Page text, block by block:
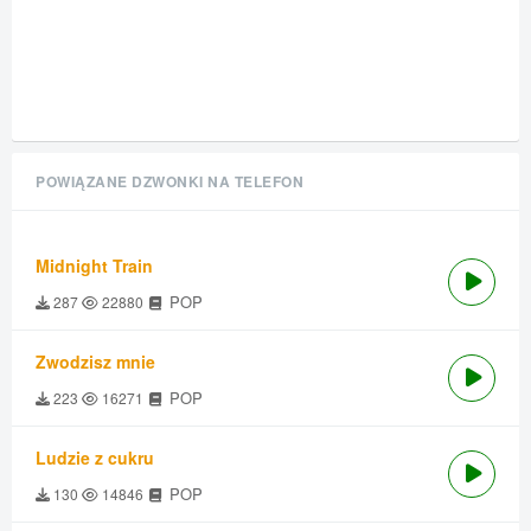
POWIĄZANE DZWONKI NA TELEFON
Midnight Train
287 22880 POP
Zwodzisz mnie
223 16271 POP
Ludzie z cukru
130 14846 POP